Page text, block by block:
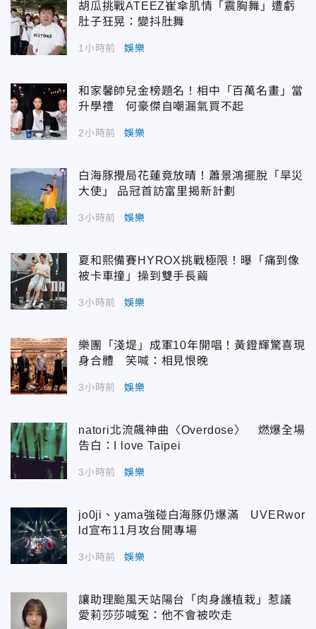
胡瓜挑戰ATEEZ崔傘肌情「震胸舞」遭虧
肚子狂晃：變抖肚舞
1小時前 娛樂
和家馨帥兒金榜題名！相中「百萬名畫」當
升學禮 何豪傑自嘲漏氣買不起
2小時前 娛樂
白海豚攪局花蓮竟放晴！蕭景鴻擺脫「旱災
大使」 品冠首訪富里揭新計劃
3小時前 娛樂
夏和熙備賽HYROX挑戰極限！曝「痛到像
被卡車撞」操到雙手長繭
3小時前 娛樂
樂團「淺堤」成軍10年開唱！黃鐙輝驚喜現
身合體 笑喊：相見恨晚
3小時前 娛樂
natori北流飆神曲〈Overdose〉 燃爆全場
告白：I love Taipei
3小時前 娛樂
jo0ji、yama強碰白海豚仍爆滿 UVERwor
ld宣布11月攻台開專場
3小時前 娛樂
讓助理颱風天站陽台「肉身護植栽」惹議
愛莉莎莎喊冤：他不會被吹走